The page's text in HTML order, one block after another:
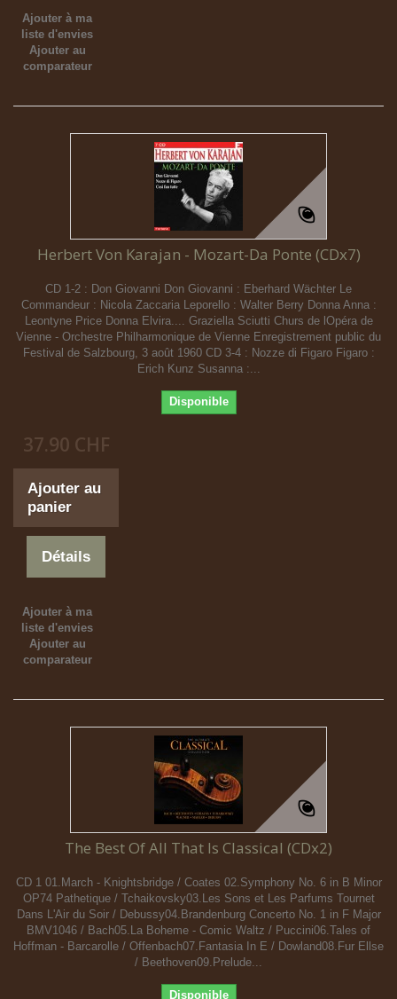
Ajouter à ma
liste d'envies
Ajouter au
comparateur
Herbert Von Karajan - Mozart-Da Ponte (CDx7)
CD 1-2 : Don Giovanni Don Giovanni : Eberhard Wächter Le
Commandeur : Nicola Zaccaria Leporello : Walter Berry Donna Anna :
Leontyne Price Donna Elvira.... Graziella Sciutti Churs de lOpéra de
Vienne - Orchestre Philharmonique de Vienne Enregistrement public du
Festival de Salzbourg, 3 août 1960 CD 3-4 : Nozze di Figaro Figaro :
Erich Kunz Susanna :...
Disponible
37.90 CHF
Ajouter au
panier
Détails
Ajouter à ma
liste d'envies
Ajouter au
comparateur
The Best Of All That Is Classical (CDx2)
CD 1 01.March - Knightsbridge / Coates 02.Symphony No. 6 in B Minor
OP74 Pathetique / Tchaikovsky03.Les Sons et Les Parfums Tournet
Dans L'Air du Soir / Debussy04.Brandenburg Concerto No. 1 in F Major
BMV1046 / Bach05.La Boheme - Comic Waltz / Puccini06.Tales of
Hoffman - Barcarolle / Offenbach07.Fantasia In E / Dowland08.Fur Ellse
/ Beethoven09.Prelude...
Disponible